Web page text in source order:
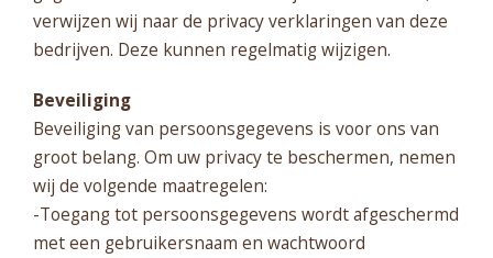
verwijzen wij naar de privacy verklaringen van deze
bedrijven. Deze kunnen regelmatig wijzigen.
Beveiliging
Beveiliging van persoonsgegevens is voor ons van
groot belang. Om uw privacy te beschermen, nemen
wij de volgende maatregelen:
-Toegang tot persoonsgegevens wordt afgeschermd
met een gebruikersnaam en wachtwoord